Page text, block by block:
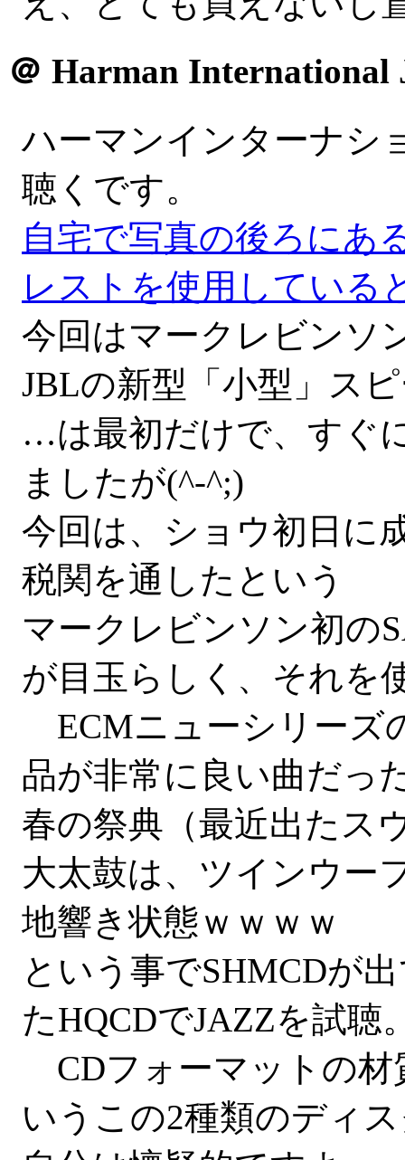
＠ Harman International
ハーマンインターナシ
聴くです。
自宅で写真の後ろにあ
レストを使用している
今回はマークレビンソ
JBLの新型「小型」ス
…は最初だけで、すぐ
ましたが(^-^;)
今回は、ショウ初日に
税関を通したという
マークレビンソン初の
が目玉らしく、それを
ECMニューシリーズ
品が非常に良い曲だっ
春の祭典（最近出たス
大太鼓は、ツインウー
地響き状態ｗｗｗｗ
という事でSHMCDが
たHQCDでJAZZを試聴
CDフォーマットの材
いうこの2種類のディ